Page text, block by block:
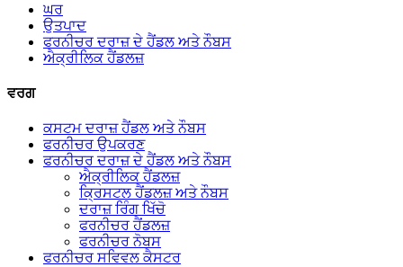
ਘਰ
ਉਤਪਾਦ
ਫਰਨੀਚਰ ਦਰਾਜ਼ ਦੇ ਹੈਂਡਲ ਅਤੇ ਨੌਬਸ
ਐਕ੍ਰੀਲਿਕ ਹੈਂਡਲਜ਼
ਵਰਗ
ਕਸਟਮ ਦਰਾਜ਼ ਹੈਂਡਲ ਅਤੇ ਨੌਬਸ
ਫਰਨੀਚਰ ਉਪਕਰਣ
ਫਰਨੀਚਰ ਦਰਾਜ਼ ਦੇ ਹੈਂਡਲ ਅਤੇ ਨੌਬਸ
ਐਕ੍ਰੀਲਿਕ ਹੈਂਡਲਜ਼
ਕ੍ਰਿਸਟਲ ਹੈਂਡਲਜ਼ ਅਤੇ ਨੌਬਸ
ਦਰਾਜ਼ ਰਿੰਗ ਖਿੱਚੋ
ਫਰਨੀਚਰ ਹੈਂਡਲਜ਼
ਫਰਨੀਚਰ ਨੋਬਸ
ਫਰਨੀਚਰ ਸਵਿਵਲ ਕੈਸਟਰ